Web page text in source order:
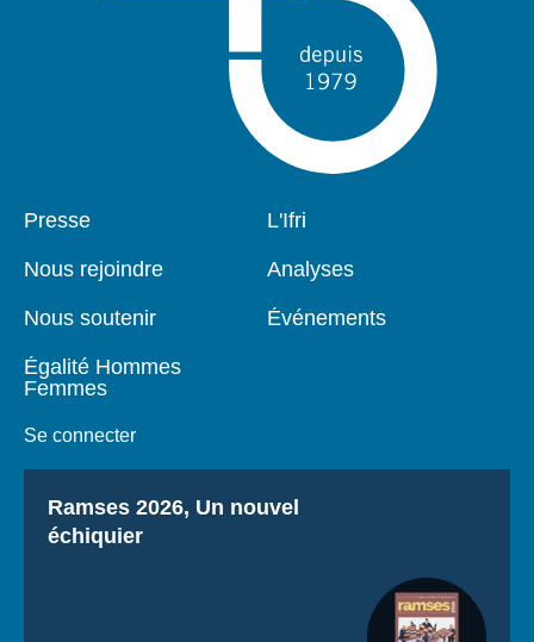
Pied
Presse
Nous rejoindre
Nous soutenir
Égalité Hommes
Femmes
Se connecter
Navigation
L'Ifri
Analyses
Événements
Titre
Ramses 2026, Un nouvel
échiquier